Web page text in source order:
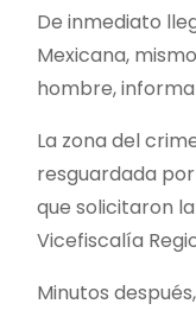
De inmediato
Mexicana,
hombre,
La zona del
resguardada
que solicitaron
Vicefiscalía
Minutos